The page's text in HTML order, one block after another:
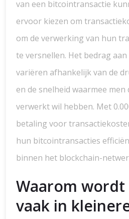
van een bitcointransactie
ervoor kiezen om
om de verwerking van hun
te versnellen. Het bedrag
variëren afhankelijk van de
en de snelheid waarmee men
verwerkt wil hebben. Met
betaling voor
hun bitcointransacties
binnen het blockchain-
Waarom
vaak in